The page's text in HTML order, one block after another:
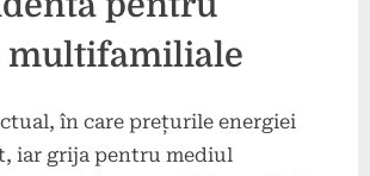
multifamiliale
în care prețurile energiei
iar grija pentru mediul